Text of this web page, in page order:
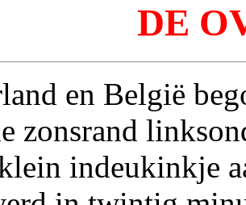
DE
en België
zonsrand
indeukinkje